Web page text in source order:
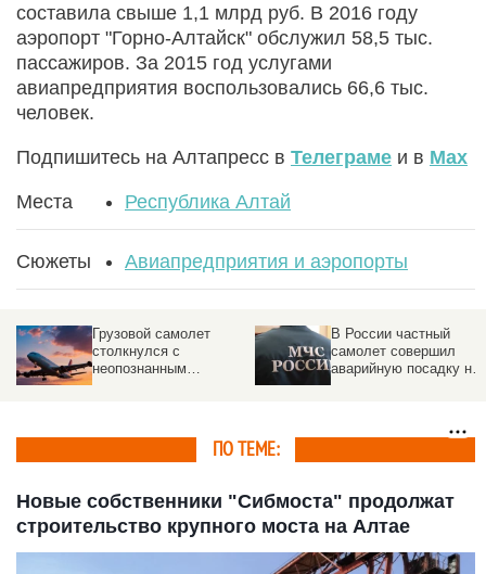
составила свыше 1,1 млрд руб. В 2016 году
аэропорт "Горно-Алтайск" обслужил 58,5 тыс.
пассажиров. За 2015 год услугами
авиапредприятия воспользовались 66,6 тыс.
человек.
Подпишитесь на Алтапресс в Телеграме и в Max
Места Республика Алтай
Сюжеты Авиапредприятия и аэропорты
Грузовой самолет
столкнулся с
неопознанным
В России частный
самолет совершил
аварийную посадку на
ПО ТЕМЕ:
Новые собственники "Сибмоста" продолжат
строительство крупного моста на Алтае